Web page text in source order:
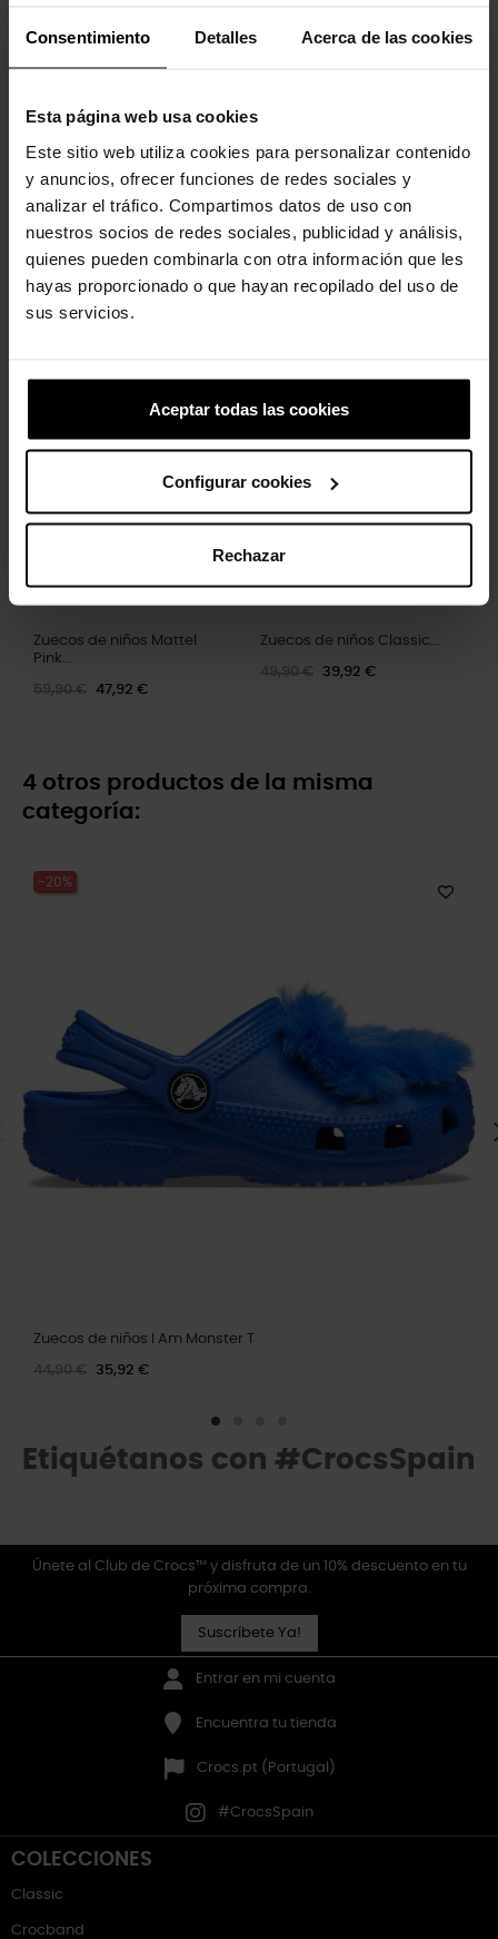
Consentimiento Detalles Acerca de las cookies
Esta página web usa cookies
Este sitio web utiliza cookies para personalizar contenido
y anuncios, ofrecer funciones de redes sociales y
analizar el tráfico. Compartimos datos de uso con
nuestros socios de redes sociales, publicidad y análisis,
quienes pueden combinarla con otra información que les
hayas proporcionado o que hayan recopilado del uso de
sus servicios.
Aceptar todas las cookies
Configurar cookies
Rechazar
Los clientes que compraron este
producto también han comprado:
-20%
Bailarinas de mujer Classic...
Zuecos de niños Mattel
Pink...
59,90 € 47,92 €
Zuecos de niños Classic...
49,90 € 39,92 €
4 otros productos de la misma
categoría:
-20%
Zuecos de niños I Am Monster T
44,90 € 35,92 €
Etiquétanos con #CrocsSpain
Únete al Club de Crocs™ y disfruta de un 10% descuento en tu
próxima compra.
Suscríbete Ya!
Entrar en mi cuenta
Encuentra tu tienda
Crocs.pt (Portugal)
#CrocsSpain
COLECCIONES
Classic
Crocband